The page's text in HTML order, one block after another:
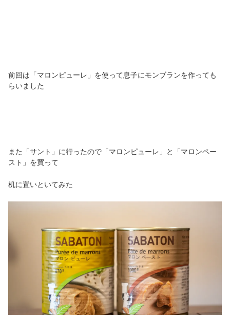
前回は「マロンピューレ」を使って息子にモンブランを作っても
らいました
また「サント」に行ったので「マロンピューレ」と「マロンペー
スト」を買って
机に置いといてみた